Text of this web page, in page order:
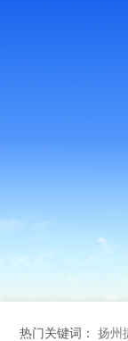
热门关键词： 扬州